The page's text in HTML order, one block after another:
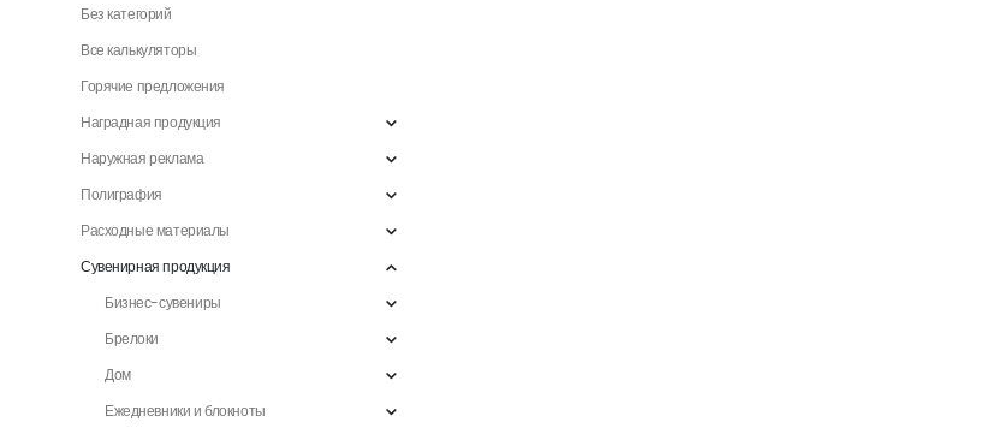
Без категорий
Все калькуляторы
Горячие предложения
Наградная продукция
Наружная реклама
Полиграфия
Расходные материалы
Сувенирная продукция
Бизнес-сувениры
Брелоки
Дом
Ежедневники и блокноты